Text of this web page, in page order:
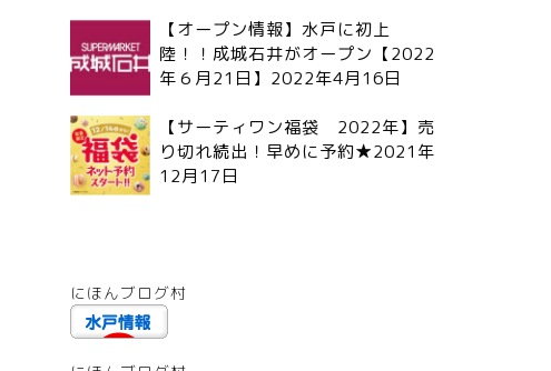
【オープン情報】水戸に初上
陸！！成城石井がオープン【2022
年６月21日】 2022年4月16日
【サーティワン福袋 2022年】売
り切れ続出！早めに予約★2021年
12月17日
にほんブログ村